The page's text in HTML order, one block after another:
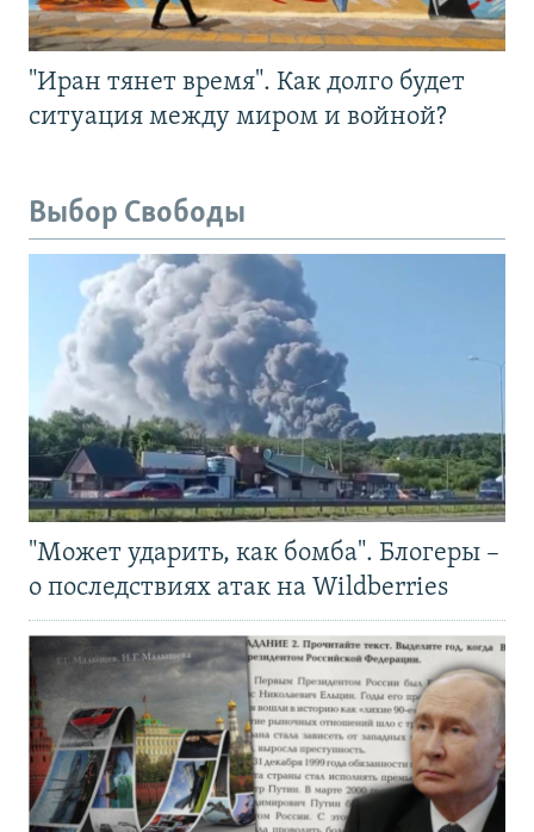
"Иран тянет время". Как долго будет
ситуация между миром и войной?
Выбор Свободы
"Может ударить, как бомба". Блогеры –
о последствиях атак на Wildberries